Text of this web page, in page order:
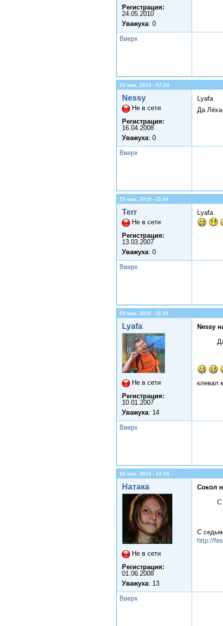
Регистрация:
24.05.2010
Уважуха: 0
Вверх
25 мая, 2010 - 07:24
Nessy
Не в сети
Регистрация:
16.04.2008
Уважуха: 0
Lyafa
Да
Вверх
25 мая, 2010 - 11:44
Terr
Не в сети
Регистрация:
13.03.2007
Уважуха: 0
Lyafa
Вверх
25 мая, 2010 - 11:56
Lyafa
Не в сети
Регистрация:
10.01.2007
Уважуха: 14
Nessy
клевал
Вверх
25 мая, 2010 - 12:19
Натака
Не в сети
Регистрация:
01.06.2008
Уважуха: 13
Сокол
С
С
http://
Вверх